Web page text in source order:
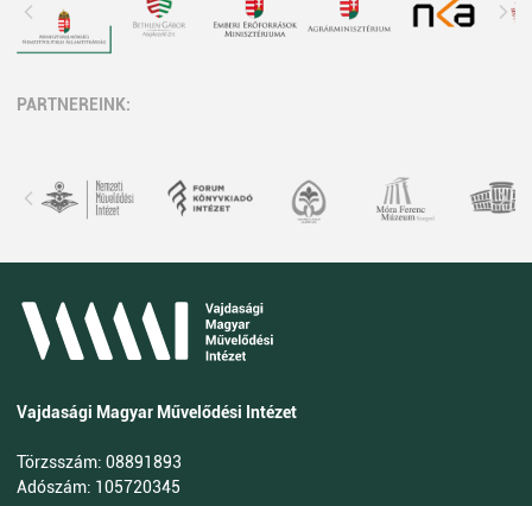
PARTNEREINK:
Vajdasági Magyar Művelődési Intézet
Törzsszám: 08891893
Adószám: 105720345